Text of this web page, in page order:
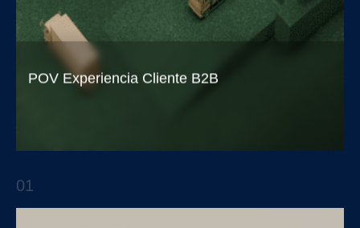
POV Experiencia Cliente B2B
estrechan a partir de la confianza entre las
01